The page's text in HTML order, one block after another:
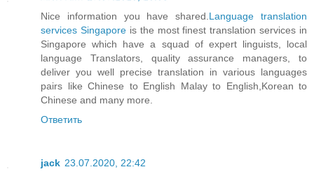
Nice information you have shared. Language translation
services Singaporeis the most finest translation services in
Singapore which have a squad of expert linguists, local
language Translators, quality assurance managers, to
deliver you well precise translation in various languages
pairs like Chinese to English Malay to English,Korean to
Chinese and many more.
Ответить
jack 23.07.2020, 22:42